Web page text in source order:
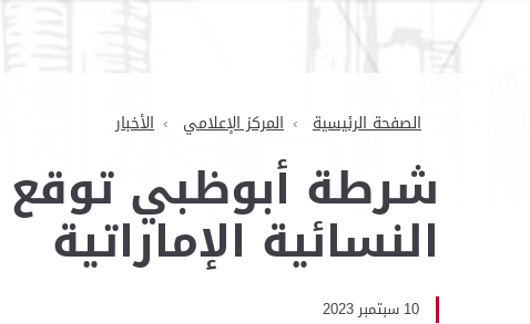
الصفحة الرئيسية المركز الإعلامي الأخبار
شرطة أبوظبي
النسائية الإماراتية
10 سبتمبر 2023